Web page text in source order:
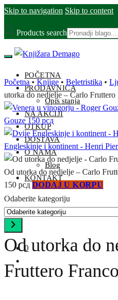
Skip to navigation Skip to content
Products search
POČETNA
PRODAVNICA
Opis stanja
NA AKCIJI
OTKUP
DOSTAVA
O NAMA
Blog
KONTAKT
Odaberite kategoriju
0
Početna • Knjige • Beletristika •
utorka do nedjelje – Carlo
Gouze 150 рсд
Engleskinje i kontinent - Henri
Od utorka do nedjelje – Carlo
150 рсд DODAJ U KORPU
Od utorka do
Fruttero